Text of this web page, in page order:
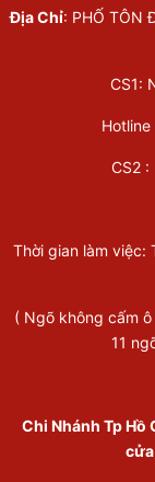
Địa Chỉ: PHỐ TÔN
CS1:
CS2 :
Thời gian làm việc:
( Ngõ không cấm
11
Chi Nhánh Tp Hồ